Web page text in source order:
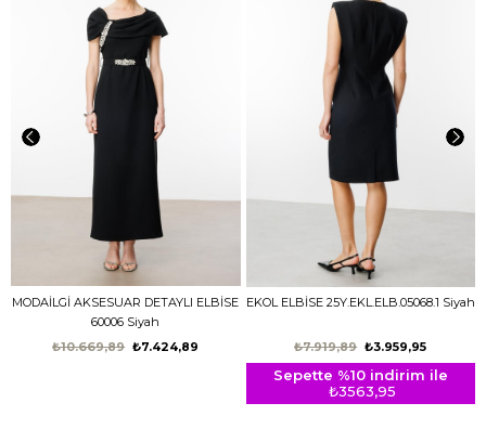
MODAİLGİ AKSESUAR DETAYLI ELBİSE
60006 Siyah
₺7.424,89
₺10.669,89
EKOL ELBİSE 25Y.EKL.ELB.05068.1 Siyah
₺3.959,95
₺7.919,89
Sepette %10 indirim ile
₺3563,95